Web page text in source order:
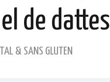
de dattes
& SANS GLUTEN